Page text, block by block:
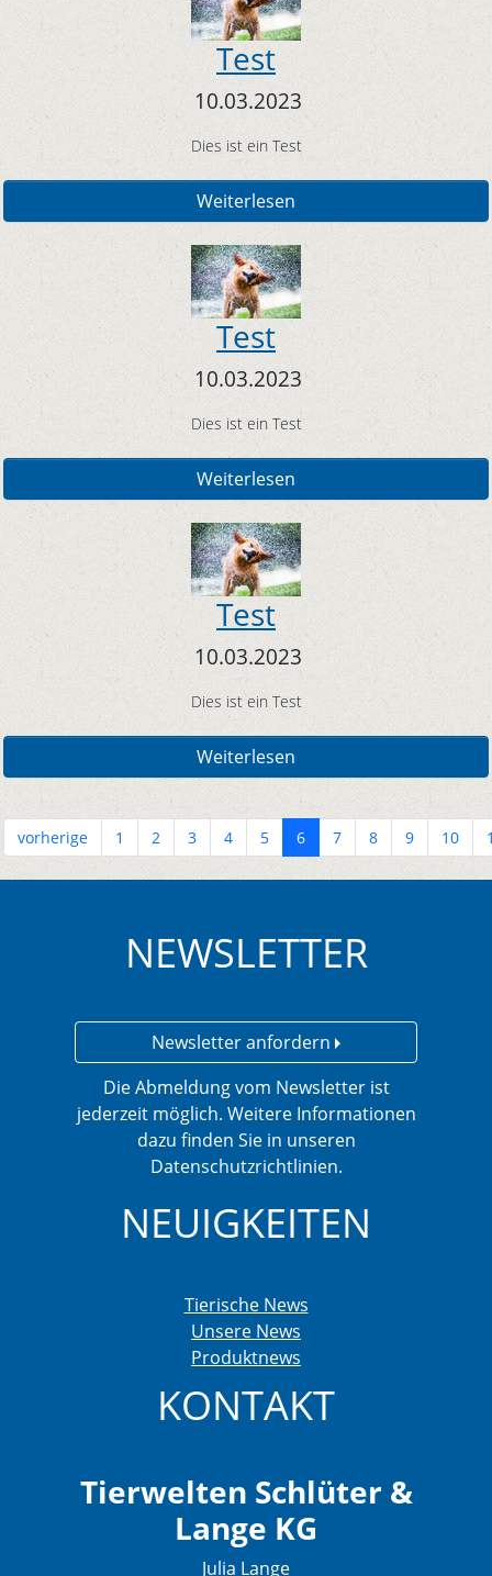
Test
10.03.2023
Dies ist ein Test
Weiterlesen
Test
10.03.2023
Dies ist ein Test
Weiterlesen
Test
10.03.2023
Dies ist ein Test
Weiterlesen
vorherige 1 2 3 4 5 6 7 8 9 10
NEWSLETTER
Newsletter anfordern
Die Abmeldung vom Newsletter ist
jederzeit möglich. Weitere Informationen
dazu finden Sie in unseren
Datenschutzrichtlinien.
NEUIGKEITEN
Tierische News
Unsere News
Produktnews
KONTAKT
Tierwelten Schlüter &
Lange KG
Julia Lange